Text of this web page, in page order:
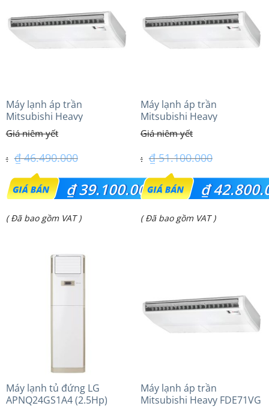
Máy lạnh áp trần
Mitsubishi Heavy
FDE100VG (4.0Hp) Cao cấp
– 1 Pha
₫46.490.000
Giá
gốc
là:
₫39.100.000
Giá
( Đã bao gồm VAT )
Máy lạnh áp trần
Mitsubishi Heavy
FDE100VG (4.0Hp) Cao cấp
– 3 Pha
₫51.100.000
Giá
gốc
là:
₫
Giá
₫ 42.800.000.
( Đã bao gồm VAT )
Máy lạnh tủ đứng LG
APNQ24GS1A4 (2.5Hp)
Máy lạnh áp trần
Mitsubishi Heavy FDE71VG